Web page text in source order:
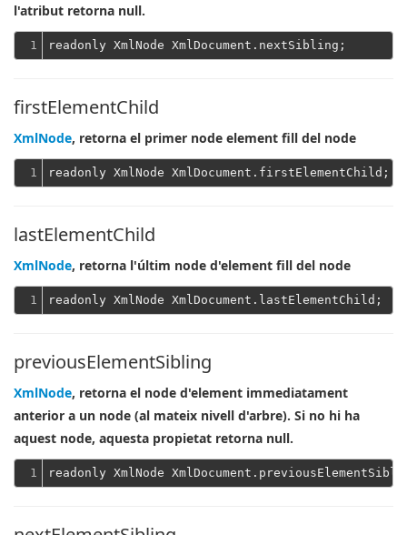
l'atribut retorna null.
1
firstElementChild
XmlNode, retorna el primer node element fill del node
1
lastElementChild
XmlNode, retorna l'últim node d'element fill del node
1
previousElementSibling
XmlNode, retorna el node d'element immediatament
anterior a un node (al mateix nivell d'arbre). Si no hi ha
aquest node, aquesta propietat retorna null.
1